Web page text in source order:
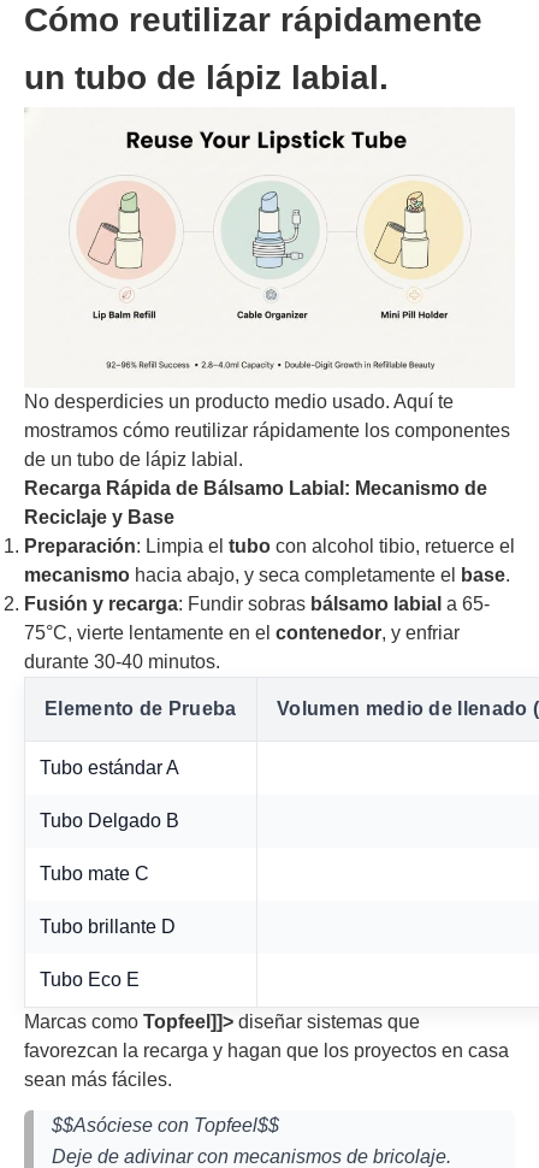
Cómo reutilizar rápidamente
un tubo de lápiz labial.
No desperdicies un producto medio usado. Aquí te
mostramos cómo reutilizar rápidamente los componentes
de un tubo de lápiz labial.
Recarga Rápida de Bálsamo Labial: Mecanismo de
Reciclaje y Base
Preparación: Limpia el tubo con alcohol tibio, retuerce el
mecanismo hacia abajo, y seca completamente el base.
Fusión y recarga: Fundir sobras bálsamo labial a 65-
75°C, vierte lentamente en el contenedor, y enfriar
durante 30-40 minutos.
Elemento de Prueba Volumen medio de llenado
Tubo estándar A
Tubo Delgado B
Tubo mate C
Tubo brillante D
Tubo Eco E
Marcas como Topfeel]]> diseñar sistemas que
favorezcan la recarga y hagan que los proyectos en casa
sean más fáciles.
$$Asóciese con Topfeel$$
Deje de adivinar con mecanismos de bricolaje.